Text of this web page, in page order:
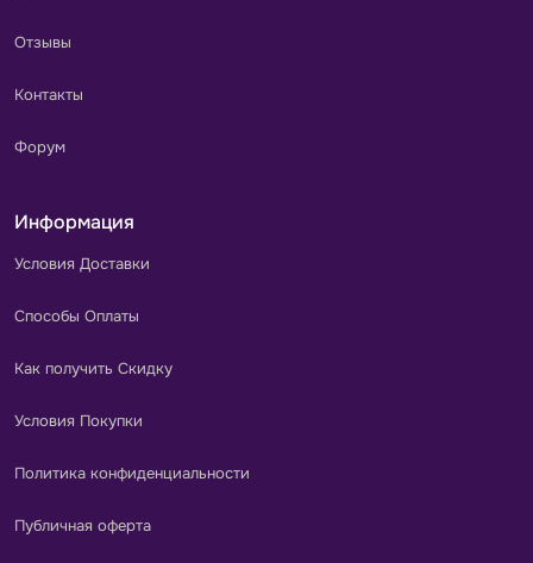
Отзывы
Контакты
Форум
Информация
Условия Доставки
Способы Оплаты
Как получить Скидку
Условия Покупки
Политика конфиденциальности
Публичная оферта